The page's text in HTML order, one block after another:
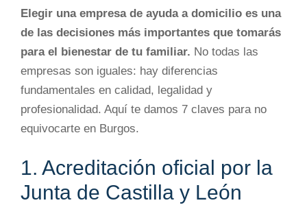
Elegir una empresa de ayuda a domicilio es una
de las decisiones más importantes que tomarás
para el bienestar de tu familiar. No todas las
empresas son iguales: hay diferencias
fundamentales en calidad, legalidad y
profesionalidad. Aquí te damos 7 claves para no
equivocarte en Burgos.
1. Acreditación oficial por la
Junta de Castilla y León